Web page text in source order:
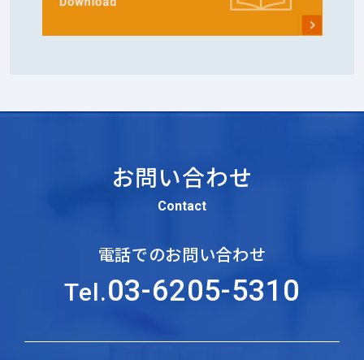
お問い合わせ
Contact
電話でのお問い合わせ
Tel.03-6205-5310